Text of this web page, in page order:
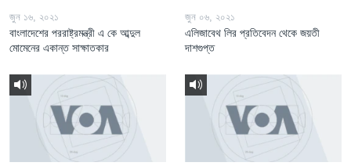
জুন ১৬, ২০২১
বাংলাদেশের পররাষ্ট্রমন্ত্রী এ কে আব্দুল
মোমেনের একান্ত সাক্ষাতকার
জুন ০৬, ২০২১
এলিজাবেথ লির প্রতিবেদন থেকে জয়তী
দাশগুপ্ত